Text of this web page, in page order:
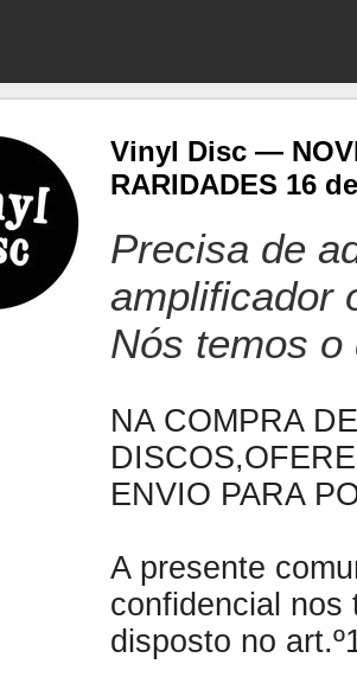
Vinyl Disc —
RARIDADES 16
Precisa de
amplificador
Nós temos o
NA COMPRA
ENVIO PARA
A presente
confidencial nos
disposto no